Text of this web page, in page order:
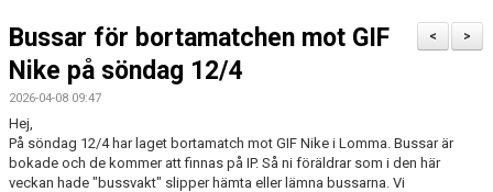
DOKUMENT
KONTAKT
>
<
Bussar för bortamatchen mot GIF
Nike på söndag 12/4
2026-04-08 09:47
Hej,
På söndag 12/4 har laget bortamatch mot GIF Nike i Lomma. Bussar är
bokade och de kommer att finnas på IP. Så ni föräldrar som i den här
veckan hade "bussvakt" slipper hämta eller lämna bussarna. Vi